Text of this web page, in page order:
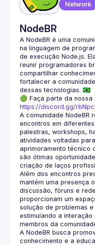
Network
NodeBR
A NodeBR é uma
na linguagem de
de execução Node.js.
reunir programadores
compartilhar
fortalecer a
🟢 Faça parte da nossa
https://discord.gg/
A comunidade NodeBR
encontros em
palestras, workshops,
atividades voltadas
aprimoramento técnico
são ótimas
Além dos encontros
mantém uma presença
discussão, fóruns e
proporcionam um
solução de problemas
estimulando a
A NodeBR busca
conhecimento e a